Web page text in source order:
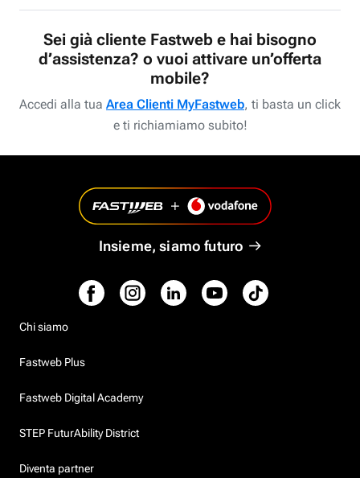
Sei già cliente Fastweb e hai bisogno
d’assistenza? o vuoi attivare un’offerta
mobile?
Accedi alla tua Area Clienti MyFastweb, ti basta un click
e ti richiamiamo subito!
Insieme, siamo futuro
Chi siamo
Fastweb Plus
Fastweb Digital Academy
STEP FuturAbility District
Diventa partner